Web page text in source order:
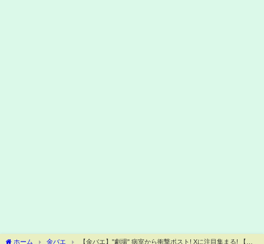
ホーム 金バエ
【金バエ】"劇場" 病室から衝撃ポスト! Xに注目集まる! 【横